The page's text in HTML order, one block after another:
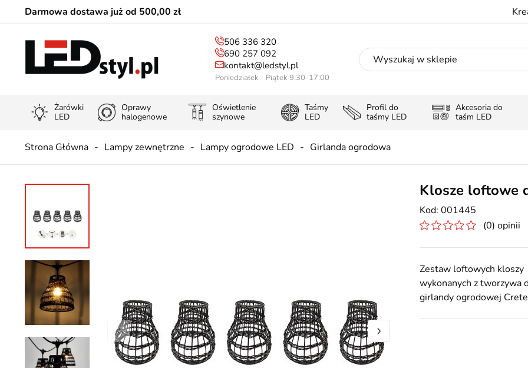
Darmowa dostawa już od 500,00 zł
506 336 320
690 257 092
kontakt@ledstyl.pl
Poniedziałek - Piątek 9:30-17:00
Żarówki
LED
Oprawy
halogenowe
Oświetlenie
szynowe
Taśmy
LED
Profil do
taśmy LED
Akcesoria do
taśm LED
Strona Główna Lampy zewnętrzne Lampy ogrodowe LED Girlanda ogrodowa
Klosze loftowe
001445
(0) opinii
Zestaw loftowych kloszy
wykonanych z tworzywa
girlandy ogrodowej